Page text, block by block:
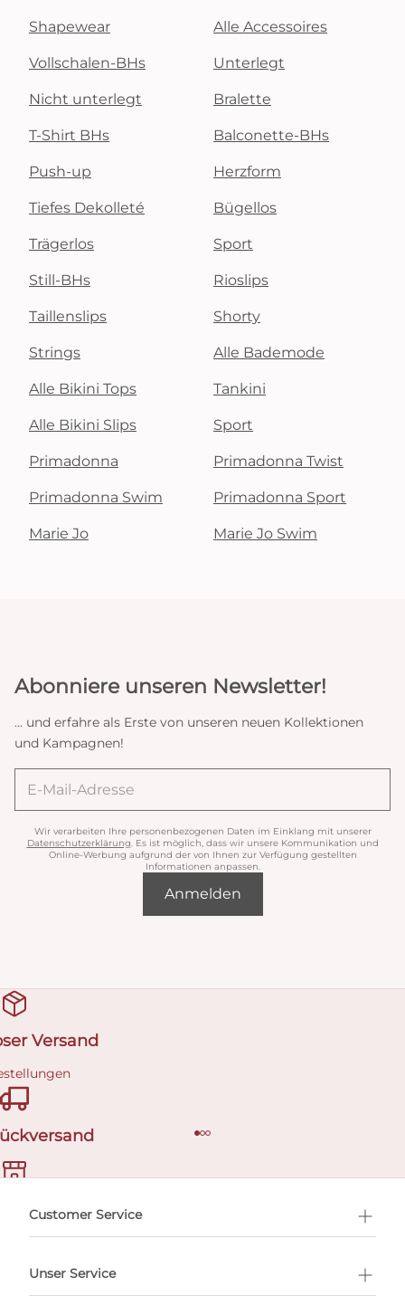
Shapewear Alle Accessoires
Vollschalen-BHs Unterlegt
Nicht unterlegt Bralette
T-Shirt BHs Balconette-BHs
Push-up Herzform
Tiefes Dekolleté Bügellos
Trägerlos Sport
Still-BHs Rioslips
Taillenslips Shorty
Strings Alle Bademode
Alle Bikini Tops Tankini
Alle Bikini Slips Sport
Primadonna Primadonna Twist
Primadonna Swim Primadonna Sport
Marie Jo Marie Jo Swim
Abonniere unseren Newsletter!
... und erfahre als Erste von unseren neuen Kollektionen
und Kampagnen!
Wir verarbeiten Ihre personenbezogenen Daten im Einklang mit unserer
Datenschutzerklärung . Es ist möglich, dass wir unsere Kommunikation und
Online-Werbung aufgrund der von Ihnen zur Verfügung gestellten
Informationen anpassen.
Anmelden
Versand
buchen
Customer Service
Unser Service